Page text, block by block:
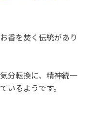
香を焚く伝統があり
分転換に、精神統一
いるようです。